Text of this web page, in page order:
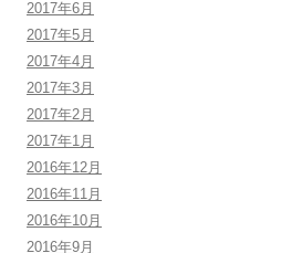
2017年6月
2017年5月
2017年4月
2017年3月
2017年2月
2017年1月
2016年12月
2016年11月
2016年10月
2016年9月